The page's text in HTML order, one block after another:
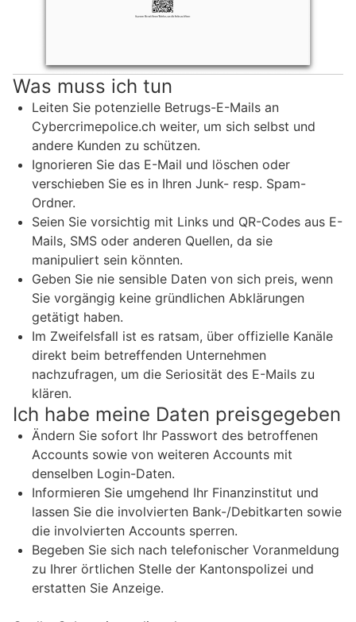
Was muss ich tun
Leiten Sie potenzielle Betrugs-E-Mails an
Cybercrimepolice.ch weiter, um sich selbst und
andere Kunden zu schützen.
Ignorieren Sie das E-Mail und löschen oder
verschieben Sie es in Ihren Junk- resp. Spam-
Ordner.
Seien Sie vorsichtig mit Links und QR-Codes aus E-
Mails, SMS oder anderen Quellen, da sie
manipuliert sein könnten.
Geben Sie nie sensible Daten von sich preis, wenn
Sie vorgängig keine gründlichen Abklärungen
getätigt haben.
Im Zweifelsfall ist es ratsam, über offizielle Kanäle
direkt beim betreffenden Unternehmen
nachzufragen, um die Seriosität des E-Mails zu
klären.
Ich habe meine Daten preisgegeben
Ändern Sie sofort Ihr Passwort des betroffenen
Accounts sowie von weiteren Accounts mit
denselben Login-Daten.
Informieren Sie umgehend Ihr Finanzinstitut und
lassen Sie die involvierten Bank-/Debitkarten sowie
die involvierten Accounts sperren.
Begeben Sie sich nach telefonischer Voranmeldung
zu Ihrer örtlichen Stelle der Kantonspolizei und
erstatten Sie Anzeige.